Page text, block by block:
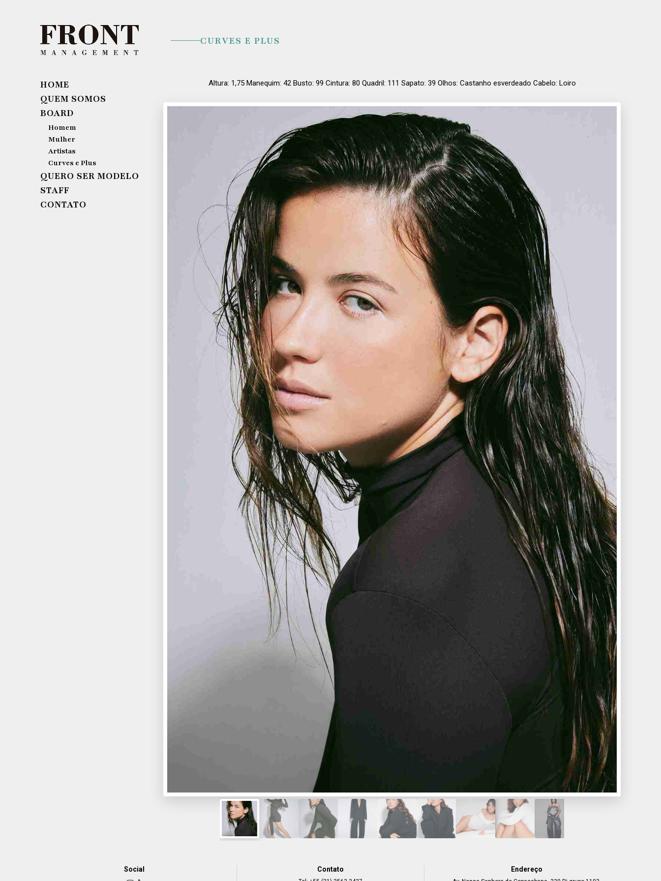
HOME
QUEM SOMOS
BOARD
Homem
Mulher
Artistas
Curves e Plus
QUERO SER MODELO
STAFF
CONTATO
CURVES E PLUS
Altura: 1,75 Manequim: 42 Busto: 99 Cintura: 80 Quadril: 111 Sapato: 39 Olhos: Castanho esverdeado Cabelo: Loiro
Social Contato Endereço